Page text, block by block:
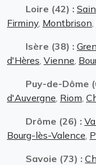
Loire (42) :
Firminy Montbrison
Isère (38) :
d'Hères Vienne
Puy-de-Dôme
d'Auvergne Riom
Drôme (26) :
Bourg-lès-Valence
Savoie (73) :